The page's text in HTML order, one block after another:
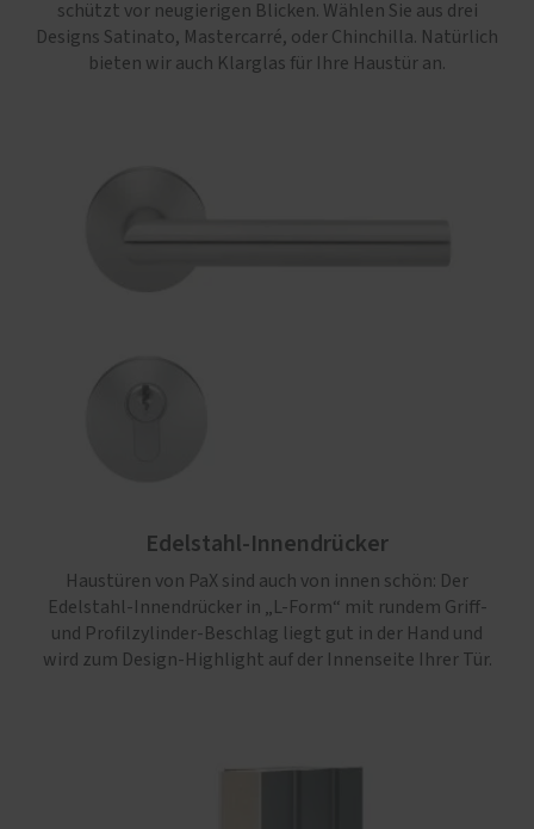
schützt vor neugierigen Blicken. Wählen Sie aus drei
Designs Satinato, Mastercarré, oder Chinchilla. Natürlich
bieten wir auch Klarglas für Ihre Haustür an.
Edelstahl-Innendrücker
Haustüren von PaX sind auch von innen schön: Der
Edelstahl-Innendrücker in „L-Form“ mit rundem Griff-
und Profilzylinder-Beschlag liegt gut in der Hand und
wird zum Design-Highlight auf der Innenseite Ihrer Tür.